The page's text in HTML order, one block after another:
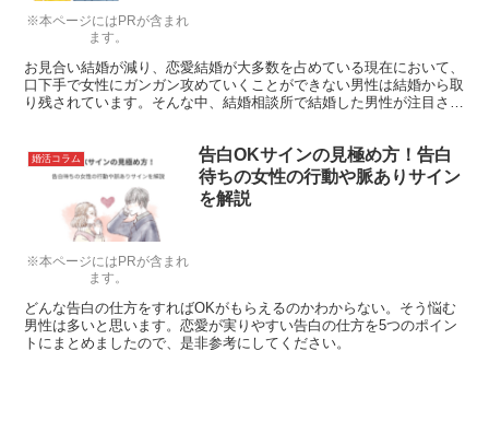
※本ページにはPRが含まれ
ます。
お見合い結婚が減り、恋愛結婚が大多数を占めている現在において、
口下手で女性にガンガン攻めていくことができない男性は結婚から取
り残されています。そんな中、結婚相談所で結婚した男性が注目され
※本ページにはPRが含まれ
ます。
婚活コラム
告白OKサインの見極め方！告白
待ちの女性の行動や脈ありサイン
を解説
どんな告白の仕方をすればOKがもらえるのかわからない。そう悩む
男性は多いと思います。恋愛が実りやすい告白の仕方を5つのポイン
トにまとめましたので、是非参考にしてください。